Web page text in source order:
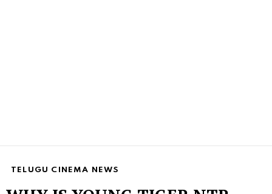
TELUGU CINEMA NEWS